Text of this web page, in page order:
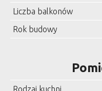
Liczba balkonów
Rok budowy
Rodzaj kuchni